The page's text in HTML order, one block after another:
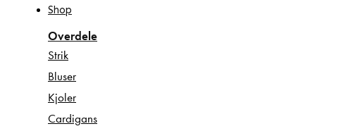
Shop
Overdele
Strik
Bluser
Kjoler
Cardigans